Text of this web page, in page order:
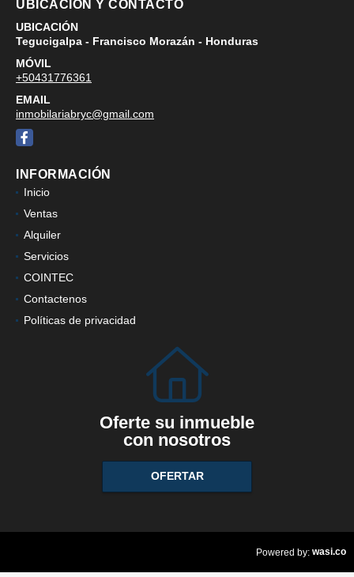
UBICACIÓN Y CONTACTO
UBICACIÓN
Tegucigalpa - Francisco Morazán - Honduras
MÓVIL
+50431776361
EMAIL
inmobilariabryc@gmail.com
Facebook
INFORMACIÓN
Inicio
Ventas
Alquiler
Servicios
COINTEC
Contactenos
Políticas de privacidad
Oferte su inmueble
con nosotros
OFERTAR
Powered by: wasi.co